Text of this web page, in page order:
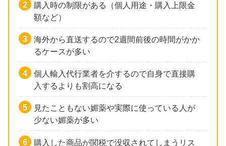
購入時の制限がある（個人用途・購入上限金
額など）
海外から直送するので2週間前後の時間がかか
るケースが多い
個人輸入代行業者を介するので自身で直接購
入するよりも割高になる
見たこともない媚薬や実際に使っている人が
少ない媚薬が多い
購入した商品が関税で没収されてしまうリス